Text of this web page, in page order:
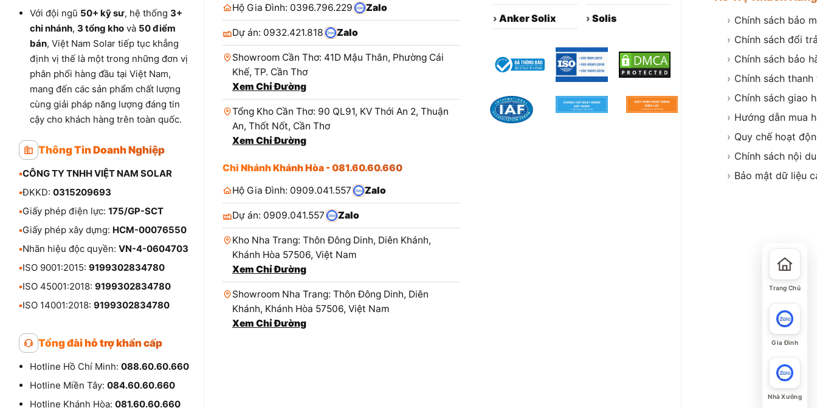
Với đội ngũ 50+ kỹ sư, hệ thống 3+
chi nhánh, 3 tổng kho và 50 điểm
bán, Việt Nam Solar tiếp tục khẳng
định vị thế là một trong những đơn vị
phân phối hàng đầu tại Việt Nam,
mang đến các sản phẩm chất lượng
cùng giải pháp năng lượng đáng tin
cậy cho khách hàng trên toàn quốc.
Thông Tin Doanh Nghiệp
•CÔNG TY TNHH VIỆT NAM SOLAR
•ĐKKD: 0315209693
•Giấy phép điện lực: 175/GP-SCT
•Giấy phép xây dựng: HCM-00076550
•Nhãn hiệu độc quyền: VN-4-0604703
•ISO 9001:2015: 9199302834780
•ISO 45001:2018: 9199302834780
•ISO 14001:2018: 9199302834780
Tổng đài hỗ trợ khẩn cấp
Hotline Hồ Chí Minh: 088.60.60.660
Hotline Miền Tây: 084.60.60.660
Hotline Khánh Hòa: 081.60.60.660
Hộ Gia Đình: 0396.796.229
Zalo
Dự án: 0932.421.818 Zalo
Showroom Cần Thơ: 41D Mậu Thân, Phường Cái
Khế, TP. Cần Thơ
Xem Chỉ Đường
Tổng Kho Cần Thơ: 90 QL91, KV Thới An 2, Thuận
An, Thốt Nốt, Cần Thơ
Xem Chỉ Đường
Chi Nhánh Khánh Hòa - 081.60.60.660
Hộ Gia Đình: 0909.041.557
Zalo
Dự án: 0909.041.557 Zalo
Kho Nha Trang: Thôn Đông Dinh, Diên Khánh,
Khánh Hòa 57506, Việt Nam
Xem Chỉ Đường
Showroom Nha Trang: Thôn Đông Dinh, Diên
Khánh, Khánh Hòa 57506, Việt Nam
Xem Chỉ Đường
› Anker Solix › Solis › Chính sách bảo
› Chính sách đổi
› Chính sách bảo
› Chính sách thanh
› Chính sách giao
› Hướng dẫn mua
› Quy chế hoạt
› Chính sách nội
› Bảo mật dữ liệu
Trang Chủ
Gia Đình
Nhà Xưởng